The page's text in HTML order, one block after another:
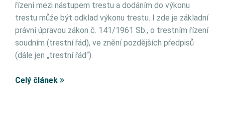
řízení mezi nástupem trestu a dodáním do výkonu
trestu může být odklad výkonu trestu. I zde je základní
právní úpravou zákon č. 141/1961 Sb., o trestním řízení
soudním (trestní řád), ve znění pozdějších předpisů
(dále jen „trestní řád“).
Celý článek